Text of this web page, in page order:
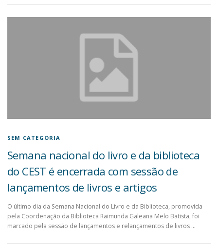
SEM CATEGORIA
Semana nacional do livro e da biblioteca
do CEST é encerrada com sessão de
lançamentos de livros e artigos
O último dia da Semana Nacional do Livro e da Biblioteca, promovida
pela Coordenação da Biblioteca Raimunda Galeana Melo Batista, foi
marcado pela sessão de lançamentos e relançamentos de livros …